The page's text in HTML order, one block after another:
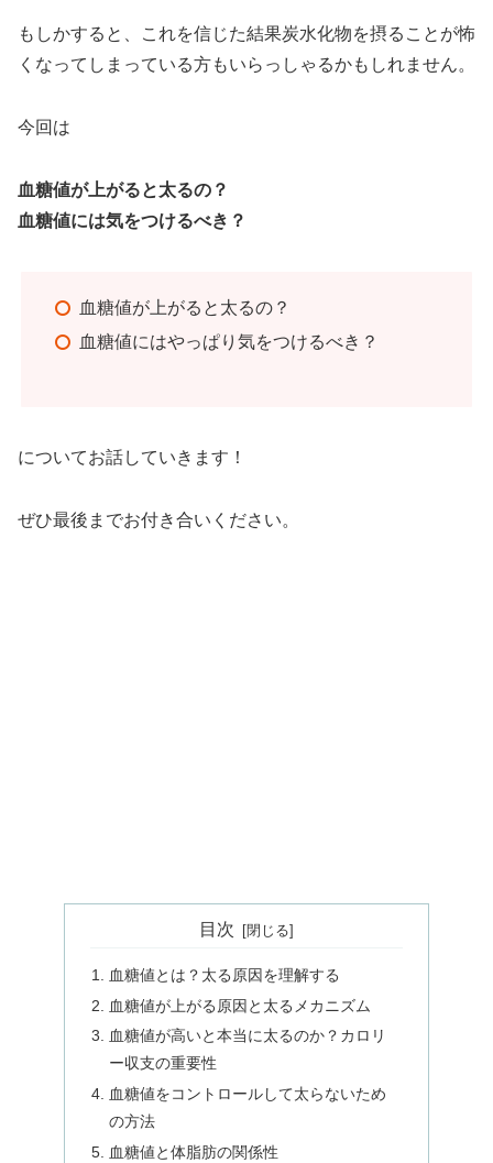
もしかすると、これを信じた結果炭水化物を摂ることが怖
くなってしまっている方もいらっしゃるかもしれません。
今回は
血糖値が上がると太るの？
血糖値には気をつけるべき？
血糖値が上がると太るの？
血糖値にはやっぱり気をつけるべき？
についてお話していきます！
ぜひ最後までお付き合いください。
目次
血糖値とは？太る原因を理解する
血糖値が上がる原因と太るメカニズム
血糖値が高いと本当に太るのか？カロリ
ー収支の重要性
血糖値をコントロールして太らないため
の方法
血糖値と体脂肪の関係性